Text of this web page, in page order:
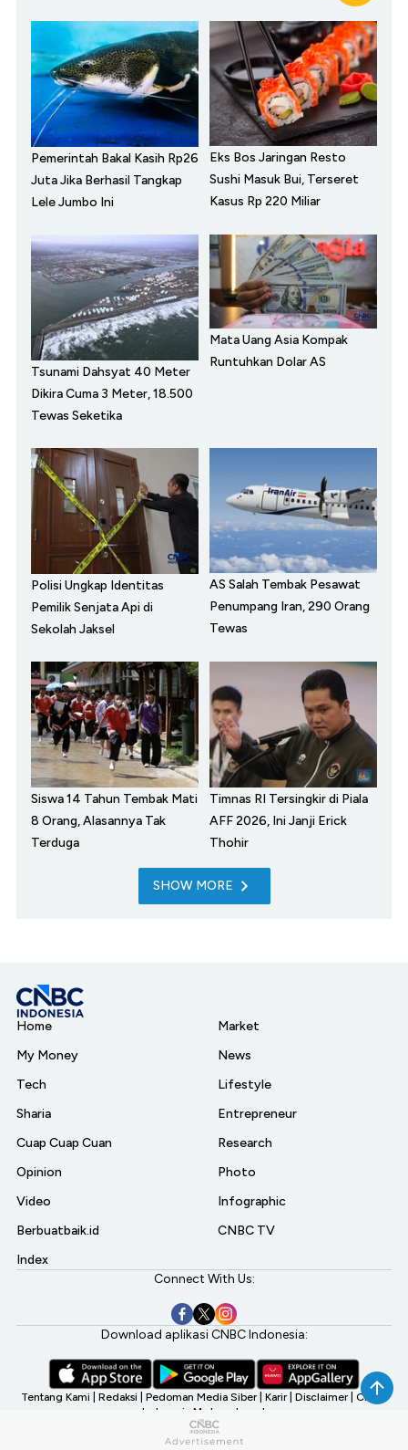
Pemerintah Bakal Kasih Rp26
Juta Jika Berhasil Tangkap
Lele Jumbo Ini
Eks Bos Jaringan Resto
Sushi Masuk Bui, Terseret
Kasus Rp 220 Miliar
Tsunami Dahsyat 40 Meter
Dikira Cuma 3 Meter, 18.500
Tewas Seketika
Mata Uang Asia Kompak
Runtuhkan Dolar AS
Polisi Ungkap Identitas
Pemilik Senjata Api di
Sekolah Jaksel
AS Salah Tembak Pesawat
Penumpang Iran, 290 Orang
Tewas
Siswa 14 Tahun Tembak Mati
8 Orang, Alasannya Tak
Terduga
Timnas RI Tersingkir di Piala
AFF 2026, Ini Janji Erick
Thohir
SHOW MORE
Home
My Money
Tech
Sharia
Cuap Cuap Cuan
Opinion
Video
Berbuatbaik.id
Index
Market
News
Lifestyle
Entrepreneur
Research
Photo
Infographic
CNBC TV
Connect With Us:
Download aplikasi CNBC Indonesia:
Tentang Kami Redaksi Pedoman Media Siber Karir Disclaimer CNBC
Indonesia My Investment
©2026 CNBC Indonesia, A Transmedia Company